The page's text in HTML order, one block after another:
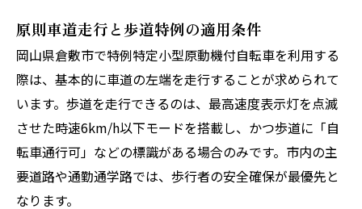
原則車道走行と歩道特例の適用条件
岡山県倉敷市で特例特定小型原動機付自転車を利用する
際は、基本的に車道の左端を走行することが求められて
います。歩道を走行できるのは、最高速度表示灯を点滅
させた時速6km/h以下モードを搭載し、かつ歩道に「自
転車通行可」などの標識がある場合のみです。市内の主
要道路や通勤通学路では、歩行者の安全確保が最優先と
なります。